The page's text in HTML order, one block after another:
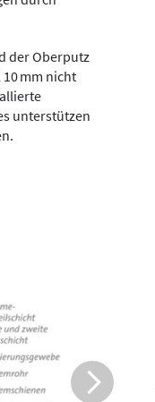
der Oberputz
mm nicht
unterstützen